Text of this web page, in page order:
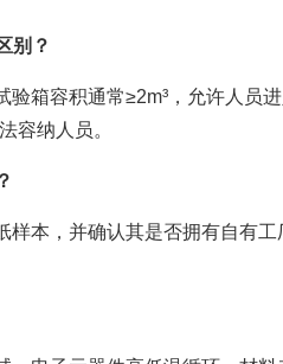
别？
箱容积通常≥2m³，允许人员
容纳人员。
样本，并确认其是否拥有自有